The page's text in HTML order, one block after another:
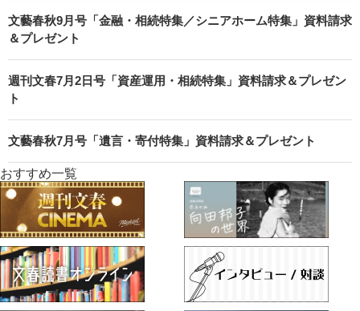
文藝春秋9月号「金融・相続特集／シニアホーム特集」資料請求
＆プレゼント
週刊文春7月2日号「資産運用・相続特集」資料請求＆プレゼン
ト
文藝春秋7月号「遺言・寄付特集」資料請求＆プレゼント
おすすめ一覧